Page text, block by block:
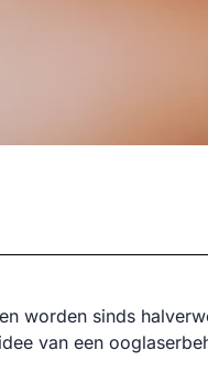
worden sinds
van een